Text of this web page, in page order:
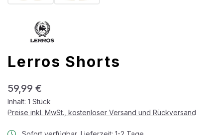
Lerros Shorts
Regulärer Preis:
59,99 €
Inhalt: 1 Stück
Preise inkl. MwSt., kostenloser Versand und Rückversand